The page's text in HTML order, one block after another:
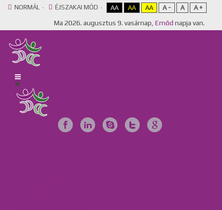
NORMÁL ÉJSZAKAI MÓD AA AA AA A - A A +
Ma 2026. augusztus 9. vasárnap, Emőd napja van.